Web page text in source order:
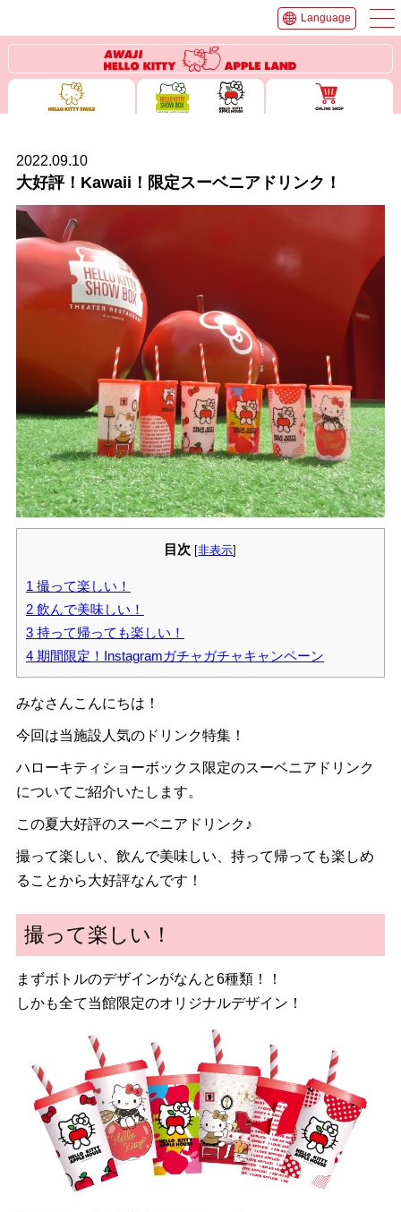
Language
2022.09.10
大好評！Kawaii！限定スーベニアドリンク！
目次 [非表示]
1 撮って楽しい！
2飲んで美味しい！
3持って帰っても楽しい！
4期間限定！Instagramガチャガチャキャンペーン
みなさんこんにちは！
今回は当施設人気のドリンク特集！
ハローキティショーボックス限定のスーベニアドリンク
についてご紹介いたします。
この夏大好評のスーベニアドリンク♪
撮って楽しい、飲んで美味しい、持って帰っても楽しめ
ることから大好評なんです！
撮って楽しい！
まずボトルのデザインがなんと6種類！！
しかも全て当館限定のオリジナルデザイン！